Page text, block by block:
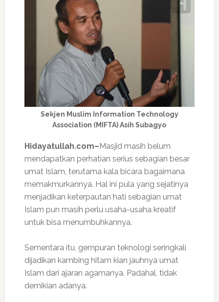
Sekjen Muslim Information Technology
Association (MIFTA) Asih Subagyo
Hidayatullah.com–Masjid masih belum
mendapatkan perhatian serius sebagian besar
umat Islam, terutama kala bicara bagaimana
memakmurkannya. Hal ini pula yang sejatinya
menjadikan keterpautan hati sebagian umat
Islam pun masih perlu usaha-usaha kreatif
untuk bisa menumbuhkannya.
Sementara itu, gempuran teknologi seringkali
dijadikan kambing hitam kian jauhnya umat
Islam dari ajaran agamanya. Padahal, tidak
demikian adanya.